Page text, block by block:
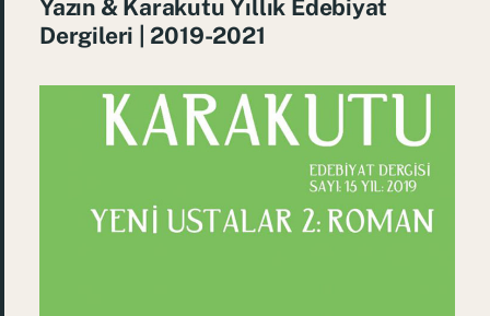
Yazın & Karakutu Yıllık Edebiyat
Dergileri | 2019-2021